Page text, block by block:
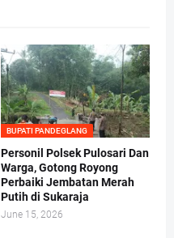
BUPATI PANDEGLANG
Personil Polsek Pulosari Dan
Warga, Gotong Royong
Perbaiki Jembatan Merah
Putih di Sukaraja
June 15, 2026